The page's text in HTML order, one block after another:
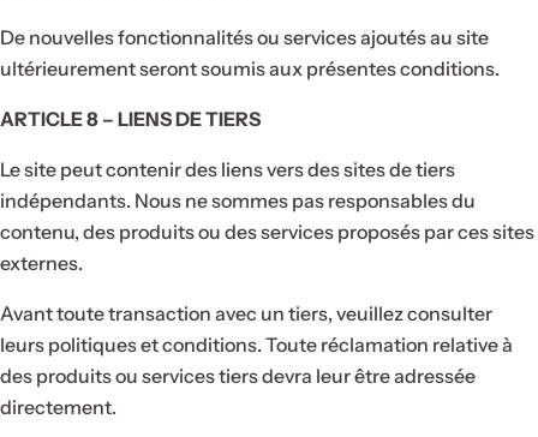
De nouvelles fonctionnalités ou services ajoutés au site
ultérieurement seront soumis aux présentes conditions.
ARTICLE 8 – LIENS DE TIERS
Le site peut contenir des liens vers des sites de tiers
indépendants. Nous ne sommes pas responsables du
contenu, des produits ou des services proposés par ces sites
externes.
Avant toute transaction avec un tiers, veuillez consulter
leurs politiques et conditions. Toute réclamation relative à
des produits ou services tiers devra leur être adressée
directement.
Offre limitée !
Ne
partez
pas
sans
votre
code
sur
votre
commande
Offre limitée !
Épuisé
4.9